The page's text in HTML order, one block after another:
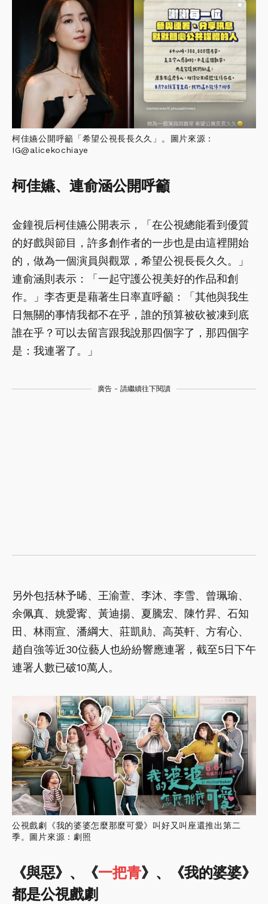
柯佳嬿公開呼籲「希望公視長長久久」。圖片來源：
IG@alicekochiaye
柯佳嬿、連俞涵公開呼籲
金鐘視后柯佳嬿公開表示，「在公視總能看到優質
的好戲與節目，許多創作者的一步也是由這裡開始
的，做為一個演員與觀眾，希望公視長長久久。」
連俞涵則表示：「一起守護公視美好的作品和創
作。」李杏更是藉著生日率直呼籲：「其他與我生
日無關的事情我都不在乎，誰的預算被砍被凍到底
誰在乎？可以去留言跟我說那四個字了，那四個字
是：我連署了。」
廣告 - 請繼續往下閱讀
另外包括林予晞、王渝萱、李沐、李雪、曾珮瑜、
余佩真、姚愛寗、黃迪揚、夏騰宏、陳竹昇、石知
田、林雨宣、潘綱大、莊凱勛、高英軒、方宥心、
趙自強等近30位藝人也紛紛響應連署，截至5日下午
連署人數已破10萬人。
公視戲劇《我的婆婆怎麼那麼可愛》叫好又叫座還推出第二
季。圖片來源：劇照
《與惡》、《一把青》、《我的婆婆》
都是公視戲劇